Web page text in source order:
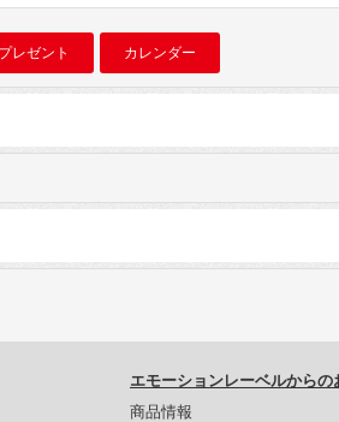
プレゼント カレンダー
エモーションレーベルからの
商品情報